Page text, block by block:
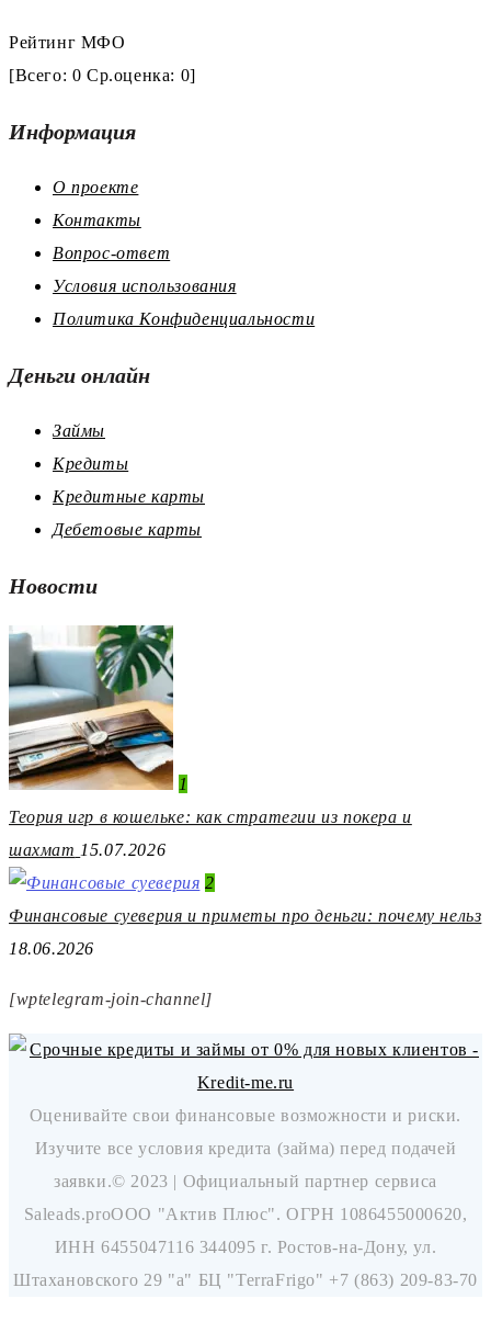
Рейтинг МФО
[Всего: 0 Ср.оценка: 0]
Информация
О проекте
Контакты
Вопрос-ответ
Условия использования
Политика Конфиденциальности
Деньги онлайн
Займы
Кредиты
Кредитные карты
Дебетовые карты
Новости
1
Теория игр в кошельке: как стратегии из покера и
шахмат 15.07.2026
2
Финансовые суеверия и приметы про деньги: почему нельз
18.06.2026
[wptelegram-join-channel]
Оценивайте свои финансовые возможности и риски.
Изучите все условия кредита (займа) перед подачей
заявки.© 2023 | Официальный партнер сервиса
Saleads.proOOO "Актив Плюс". ОГРН 1086455000620,
ИНН 6455047116 344095 г. Ростов-на-Дону, ул.
Штахановского 29 "а" БЦ "TerraFrigo" +7 (863) 209-83-70